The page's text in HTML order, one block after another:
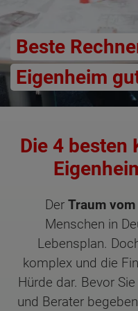
Beste
Eigenheim
Die 4 besten
Der Traum
Menschen in
Lebensplan.
komplex und die
Hürde dar. Bevor
und Berater